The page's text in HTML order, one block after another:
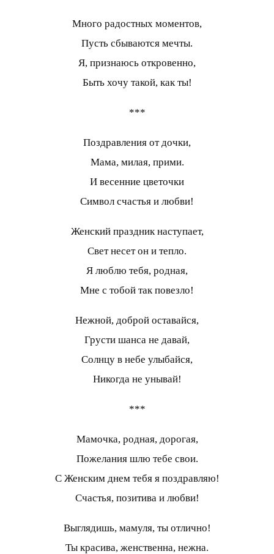
Много радостных моментов,
Пусть сбываются мечты.
Я, признаюсь откровенно,
Быть хочу такой, как ты!
***
Поздравления от дочки,
Мама, милая, прими.
И весенние цветочки
Символ счастья и любви!
Женский праздник наступает,
Свет несет он и тепло.
Я люблю тебя, родная,
Мне с тобой так повезло!
Нежной, доброй оставайся,
Грусти шанса не давай,
Солнцу в небе улыбайся,
Никогда не унывай!
***
Мамочка, родная, дорогая,
Пожелания шлю тебе свои.
С Женским днем тебя я поздравляю!
Счастья, позитива и любви!
Выглядишь, мамуля, ты отлично!
Ты красива, женственна, нежна.